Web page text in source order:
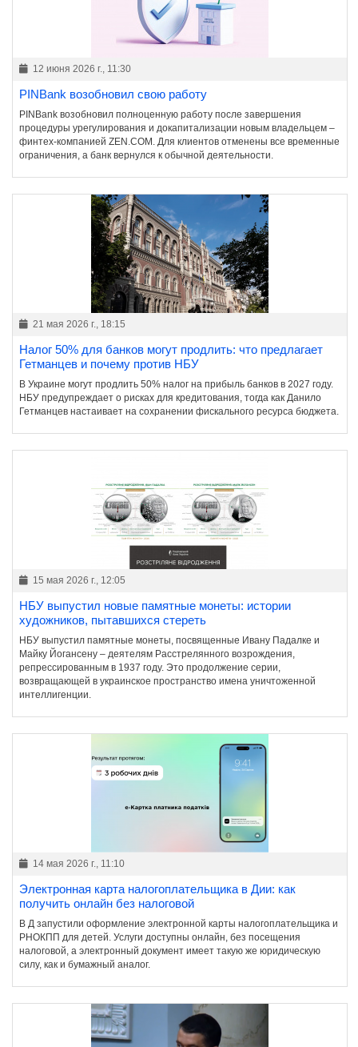
12 июня 2026 г., 11:30
PINBank возобновил свою работу
PINBank возобновил полноценную работу после завершения
процедуры урегулирования и докапитализации новым владельцем –
финтех-компанией ZEN.COM. Для клиентов отменены все временные
ограничения, а банк вернулся к обычной деятельности.
21 мая 2026 г., 18:15
Налог 50% для банков могут продлить: что предлагает
Гетманцев и почему против НБУ
В Украине могут продлить 50% налог на прибыль банков в 2027 году.
НБУ предупреждает о рисках для кредитования, тогда как Данило
Гетманцев настаивает на сохранении фискального ресурса бюджета.
15 мая 2026 г., 12:05
НБУ выпустил новые памятные монеты: истории
художников, пытавшихся стереть
НБУ выпустил памятные монеты, посвященные Ивану Падалке и
Майку Йогансену – деятелям Расстрелянного возрождения,
репрессированным в 1937 году. Это продолжение серии,
возвращающей в украинское пространство имена уничтоженной
интеллигенции.
14 мая 2026 г., 11:10
Электронная карта налогоплательщика в Дии: как
получить онлайн без налоговой
В Д запустили оформление электронной карты налогоплательщика и
РНОКПП для детей. Услуги доступны онлайн, без посещения
налоговой, а электронный документ имеет такую же юридическую
силу, как и бумажный аналог.